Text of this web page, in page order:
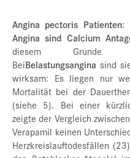
Angina pectoris Patienten:
Angina sind Calcium
diesem Grunde
BeiBelastungsangina sind
wirksam: Es liegen nur
Mortalität bei der
(siehe 5). Bei einer
zeigte der Vergleich
Verapamil keinen
Herzkreislauftodesfällen